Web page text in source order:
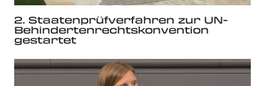
2. Staatenprüfverfahren zur UN-
Behindertenrechtskonvention
gestartet